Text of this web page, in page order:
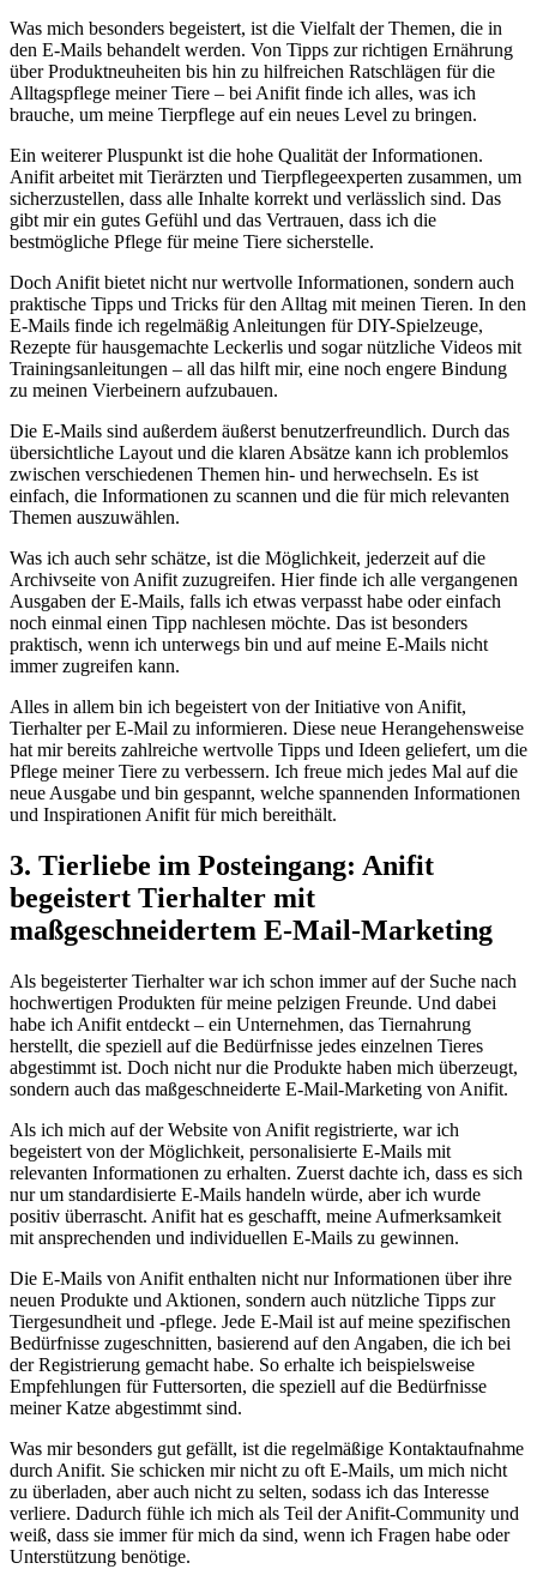
Was mich besonders begeistert, ist die Vielfalt der Themen, ⁢die in
den E-Mails behandelt werden. Von Tipps zur richtigen Ernährung
über Produktneuheiten bis hin ‌zu hilfreichen Ratschlägen für die
‍Alltagspflege meiner Tiere – bei⁣ Anifit finde​ ich alles, was ich
brauche, um meine Tierpflege auf ein neues⁣ Level⁢ zu bringen.
Ein weiterer Pluspunkt ist die hohe Qualität der Informationen.
Anifit arbeitet mit Tierärzten und Tierpflegeexperten zusammen, um
sicherzustellen, dass alle Inhalte korrekt und verlässlich sind. Das
‌gibt mir ein gutes Gefühl und das Vertrauen, dass ich die
bestmögliche Pflege für meine Tiere sicherstelle.
Doch ‍Anifit bietet nicht nur wertvolle Informationen, sondern auch
praktische ​Tipps und Tricks ⁣für den⁢ Alltag mit meinen Tieren. In den
E-Mails finde ich regelmäßig Anleitungen für DIY-Spielzeuge,
Rezepte für hausgemachte Leckerlis und sogar nützliche Videos mit
Trainingsanleitungen – ⁤all das hilft mir, eine noch engere Bindung
zu meinen Vierbeinern aufzubauen.
Die E-Mails sind außerdem äußerst ​benutzerfreundlich. Durch das
übersichtliche Layout‍ und die klaren Absätze ‌kann ich problemlos
zwischen verschiedenen Themen hin- und⁢ herwechseln. Es ist
einfach, die ‌Informationen zu scannen und die für mich relevanten
Themen‍ auszuwählen.
Was ⁤ich ⁢auch ⁣sehr schätze, ⁢ist ⁤die Möglichkeit, jederzeit auf die
Archivseite von Anifit zuzugreifen. Hier ‍finde ich alle vergangenen
Ausgaben der E-Mails, falls ich etwas ⁢verpasst habe oder einfach
noch einmal einen Tipp nachlesen möchte. Das ist ​besonders
praktisch, wenn ich⁣ unterwegs bin und auf meine E-Mails nicht
immer ​zugreifen kann.
Alles in allem bin ich begeistert von der Initiative ⁣von Anifit,
Tierhalter per E-Mail zu informieren. Diese neue Herangehensweise
hat mir bereits zahlreiche wertvolle Tipps und Ideen geliefert, um die
Pflege meiner Tiere zu verbessern. ‍Ich‍ freue mich jedes Mal​ auf die
neue Ausgabe und bin gespannt, welche spannenden Informationen⁢
und Inspirationen Anifit für mich bereithält.
3. Tierliebe im Posteingang: Anifit
begeistert Tierhalter mit
maßgeschneidertem E-Mail-Marketing
Als ⁤begeisterter ⁣Tierhalter war ich‍ schon immer auf der Suche nach
hochwertigen Produkten‍ für meine pelzigen Freunde. Und dabei
habe ich Anifit entdeckt – ein Unternehmen, das‍ Tiernahrung
herstellt,‌ die speziell auf die Bedürfnisse jedes einzelnen Tieres
abgestimmt ist. Doch nicht nur die Produkte haben mich‍ überzeugt,
sondern auch das maßgeschneiderte E-Mail-Marketing von Anifit.
Als⁣ ich mich auf der Website von Anifit registrierte, war ich
begeistert von der Möglichkeit, personalisierte⁣ E-Mails mit
relevanten Informationen zu erhalten. Zuerst dachte ‌ich, dass es sich
nur um ⁣standardisierte E-Mails ⁣handeln ⁣würde, aber ich wurde
positiv überrascht. Anifit hat es geschafft, meine Aufmerksamkeit
mit ansprechenden und individuellen E-Mails zu gewinnen.
Die E-Mails von Anifit enthalten nicht⁢ nur‌ Informationen über ihre
neuen Produkte und Aktionen, sondern auch nützliche Tipps zur
Tiergesundheit und -pflege. Jede ‌E-Mail ist auf meine spezifischen
Bedürfnisse⁤ zugeschnitten, basierend auf den ‍Angaben, die ich bei
der Registrierung gemacht habe. So erhalte ich⁢ beispielsweise
Empfehlungen für Futtersorten, die speziell auf die Bedürfnisse
meiner Katze abgestimmt ⁤sind.
Was mir besonders gut gefällt, ist ‌die regelmäßige Kontaktaufnahme
durch Anifit. Sie schicken mir nicht zu oft E-Mails, um mich ‌nicht
zu überladen, aber ‍auch nicht ​zu selten, ‍sodass ich das Interesse
verliere. Dadurch fühle ich mich als Teil der Anifit-Community und
weiß, dass sie ⁤immer⁤ für mich da sind, wenn ich Fragen habe ⁣oder
Unterstützung benötige.